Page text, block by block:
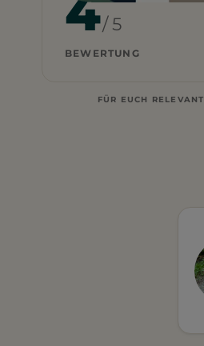
/ 5
BEWERTUNG
FÜR EUCH RELEVANT